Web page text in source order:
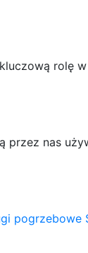
rolę w
przez nas
pogrzebowe